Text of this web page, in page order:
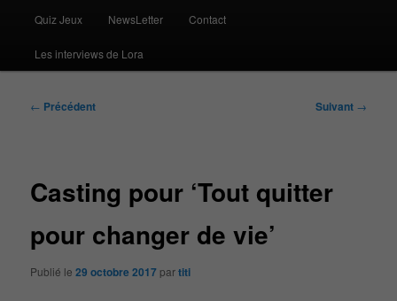
Quiz Jeux NewsLetter Contact
Les interviews de Lora
Navigation
← Précédent Suivant →
Casting pour ‘Tout quitter
pour changer de vie’
Publié le29 octobre 2017 partiti